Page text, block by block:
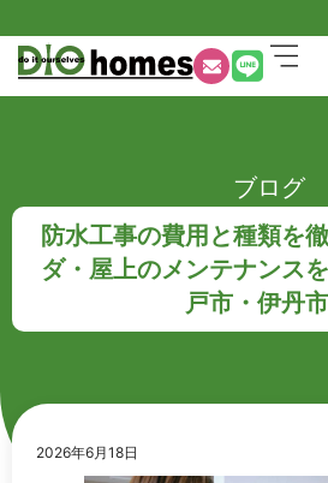
ブログ
防水工事の費用と種類を
ダ・屋上のメンテナンス
戸市・伊丹市
2026年6月18日